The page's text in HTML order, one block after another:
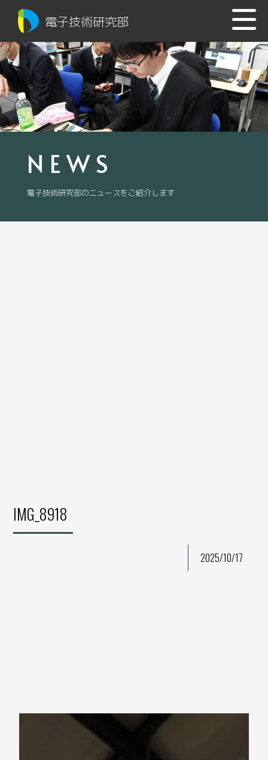
電子技術研究部
NEWS
電子技術研究部のニュースをご紹介します
IMG_8918
2025/10/17